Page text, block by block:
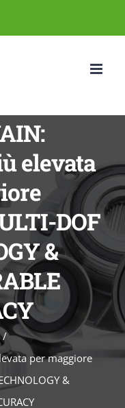
elevata
DOF
&
per maggiore
&